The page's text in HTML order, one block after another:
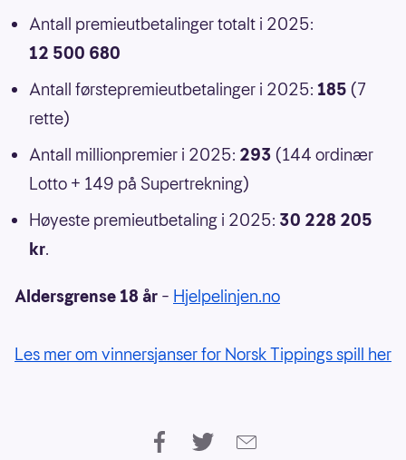
Antall premieutbetalinger totalt i 2025:
12 500 680
Antall førstepremieutbetalinger i 2025: 185 (7
rette)
Antall millionpremier i 2025: 293 (144 ordinær
Lotto + 149 på Supertrekning)
Høyeste premieutbetaling i 2025: 30 228 205
kr.
Aldersgrense 18 år – Hjelpelinjen.no
Les mer om vinnersjanser for Norsk Tippings spill her